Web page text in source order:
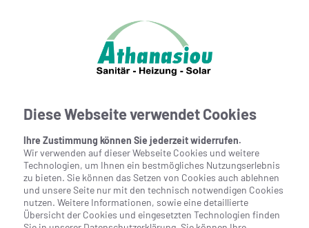
Diese Webseite verwendet Cookies
Ihre Zustimmung können Sie jederzeit widerrufen.
Wir verwenden auf dieser Webseite Cookies und weitere
Technologien, um Ihnen ein bestmögliches Nutzungserlebnis
zu bieten. Sie können das Setzen von Cookies auch ablehnen
und unsere Seite nur mit den technisch notwendigen Cookies
nutzen. Weitere Informationen, sowie eine detaillierte
Übersicht der Cookies und eingesetzten Technologien finden